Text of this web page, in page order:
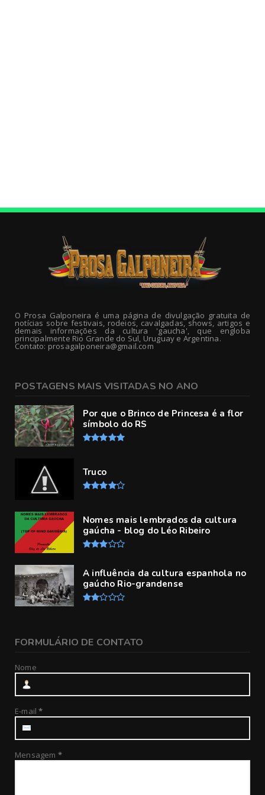
O Prosa Galponeira é uma página de divulgação gratuita de
notícias sobre festivais, rodeios, cavalgadas, shows, artigos e
demais informações da cultura 'gaucha', que engloba
principalmente Rio Grande do Sul, Uruguay e Argentina.
Contato: prosagalponeira@gmail.com
POSTAGENS MAIS VISITADAS NO ANO
Por que o Brinco de Princesa é a flor
símbolo do RS
Truco
Nomes mais lembrados da cultura
gaúcha - blog do Léo Ribeiro
A influência da cultura espanhola no
gaúcho Rio-grandense
FORMULÁRIO DE CONTATO
Nome
E-mail*
Mensagem *